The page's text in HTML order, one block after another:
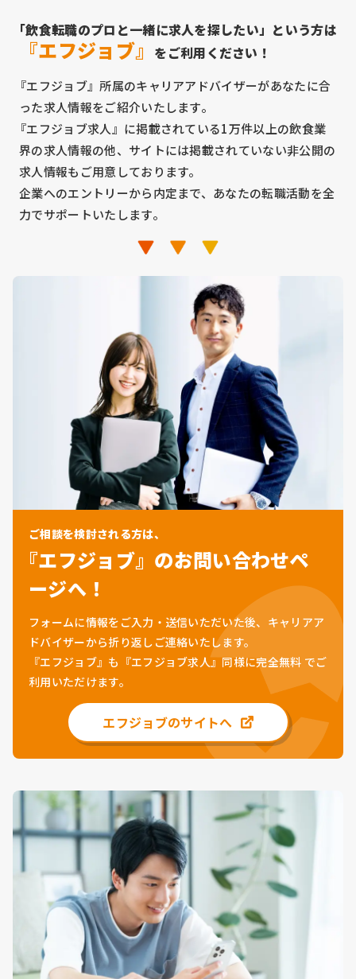
「飲食転職のプロと一緒に求人を探したい」という方は
『エフジョブ』 をご利用ください！
『エフジョブ』所属のキャリアアドバイザーがあなたに合
った求人情報をご紹介いたします。
『エフジョブ求人』に掲載されている1万件以上の飲食業
界の求人情報の他、サイトには掲載されていない非公開の
求人情報もご用意しております。
企業へのエントリーから内定まで、あなたの転職活動を全
力でサポートいたします。
ご相談を検討される方は、
『エフジョブ』のお問い合わせペ
ージへ！
フォームに情報をご入力・送信いただいた後、キャリアア
ドバイザーから折り返しご連絡いたします。
『エフジョブ』も『エフジョブ求人』同様に完全無料 でご
利用いただけます。
エフジョブのサイトへ